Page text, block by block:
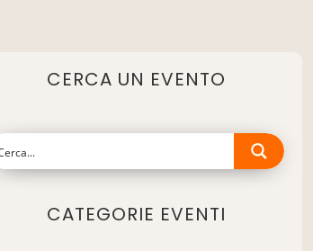
CERCA UN EVENTO
CATEGORIE EVENTI